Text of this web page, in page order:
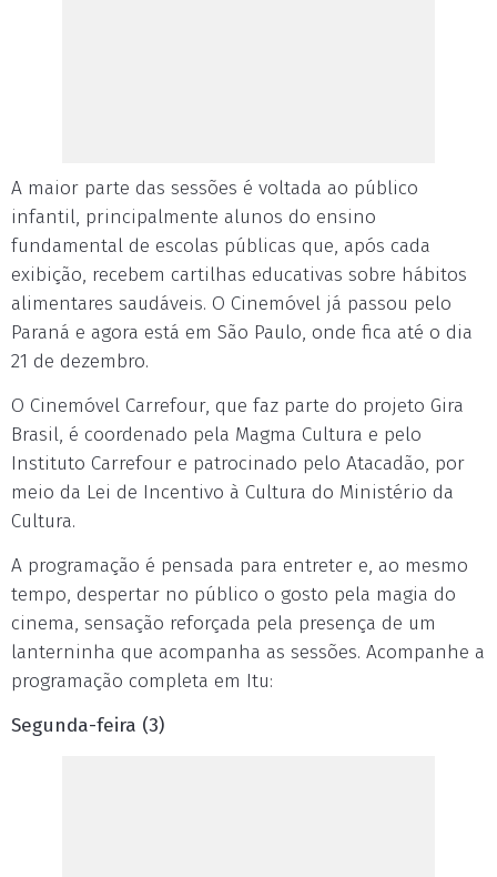
A maior parte das sessões é voltada ao público
infantil, principalmente alunos do ensino
fundamental de escolas públicas que, após cada
exibição, recebem cartilhas educativas sobre hábitos
alimentares saudáveis. O Cinemóvel já passou pelo
Paraná e agora está em São Paulo, onde fica até o dia
21 de dezembro.
O Cinemóvel Carrefour, que faz parte do projeto Gira
Brasil, é coordenado pela Magma Cultura e pelo
Instituto Carrefour e patrocinado pelo Atacadão, por
meio da Lei de Incentivo à Cultura do Ministério da
Cultura.
A programação é pensada para entreter e, ao mesmo
tempo, despertar no público o gosto pela magia do
cinema, sensação reforçada pela presença de um
lanterninha que acompanha as sessões. Acompanhe a
programação completa em Itu:
Segunda-feira (3)